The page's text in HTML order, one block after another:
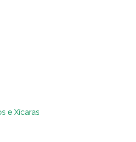
e Xícaras